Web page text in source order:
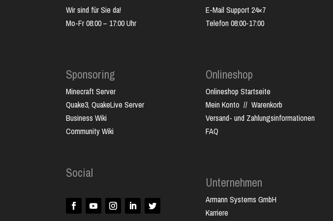
Wir sind für Sie da!
Mo-Fr 08:00 – 17:00 Uhr
Sponsoring
Minecraft Server
Quake3, QuakeLive Server
Business Wiki
Community Wiki
Social
E-Mail Support 24×7
Telefon 08:00-17:00
Onlineshop
Onlineshop Startseite
Mein Konto // Warenkorb
Versand- und Zahlungsinformationen
FAQ
Unternehmen
Armann Systems GmbH
Karriere